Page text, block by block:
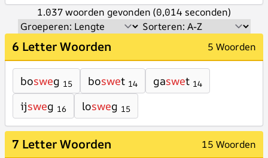
1.037 woorden gevonden (0,014 seconden)
6 Letter Woorden 5 Woorden
bosweg 15 boswet 14 gaswet 14
ijsweg 16 losweg 15
7 Letter Woorden 15 Woorden